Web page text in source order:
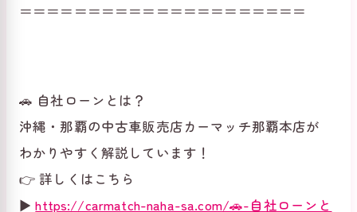
＝＝＝＝＝＝＝＝＝＝＝＝＝＝＝＝＝＝＝＝＝
🚗 自社ローンとは？
沖縄・那覇の中古車販売店カーマッチ那覇本店が
わかりやすく解説しています！
👉 詳しくはこちら
▶https://carmatch-naha-sa.com/🚗-自社ローンと